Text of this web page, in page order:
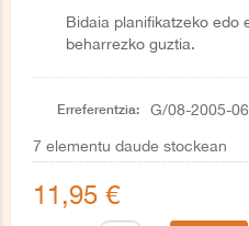
Bidaia planifikatzeko edo
beharrezko guztia.
Erreferentzia: G/08-2005-06
7 elementu daude stockean
11,95 €